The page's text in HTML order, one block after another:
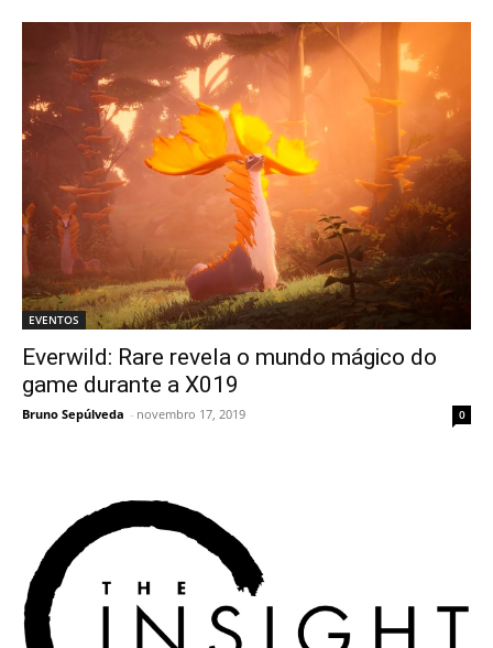
EVENTOS
Everwild: Rare revela o mundo mágico do
game durante a X019
Bruno Sepúlveda - novembro 17, 2019 0